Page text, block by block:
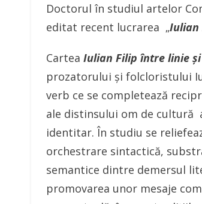
Doctorul în studiul artelor
editat recent lucrarea „Iulian
Cartea Iulian Filip între linie
prozatorului și folcloristului
verb ce se completează
ale distinsului om de cultură
identitar. În studiu se
orchestrare sintactică,
semantice dintre demersul
promovarea unor mesaje